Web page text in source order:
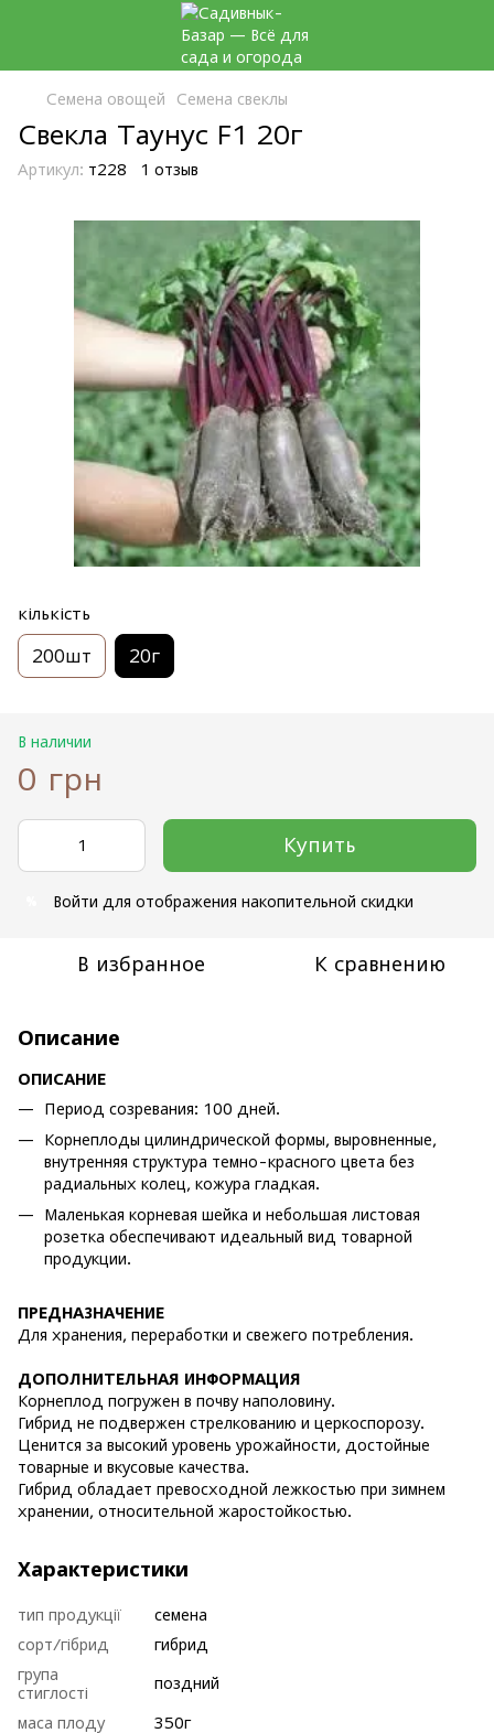
Семена овощей Семена свеклы
Свекла Таунус F1 20г
Артикул: т228 1 отзыв
кількість
200шт 20г
В наличии
0 грн
Купить
Войти для отображения накопительной скидки
В избранное К сравнению
Описание
ОПИСАНИЕ
Период созревания: 100 дней.
Корнеплоды цилиндрической формы, выровненные,
внутренняя структура темно-красного цвета без
радиальных колец, кожура гладкая.
Маленькая корневая шейка и небольшая листовая
розетка обеспечивают идеальный вид товарной
продукции.
ПРЕДНАЗНАЧЕНИЕ
Для хранения, переработки и свежего потребления.
ДОПОЛНИТЕЛЬНАЯ ИНФОРМАЦИЯ
Корнеплод погружен в почву наполовину.
Гибрид не подвержен стрелкованию и церкоспорозу.
Ценится за высокий уровень урожайности, достойные
товарные и вкусовые качества.
Гибрид обладает превосходной лежкостью при зимнем
хранении, относительной жаростойкостью.
Характеристики
тип продукції
семена
сорт/гібрид
гибрид
група
стиглості
поздний
маса плоду
350г